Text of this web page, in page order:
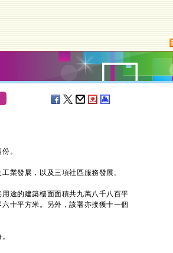
。
發展，以及三項社區服務發展。
途的建築樓面面積共九萬八千八百平
十平方米。另外，該署亦接獲十一個